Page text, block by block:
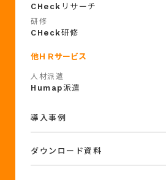
CHeck リサーチ
研修
CHeck研修
他ＨＲサービス
人材派遣
Humap 派遣
導入事例
ダウンロード資料